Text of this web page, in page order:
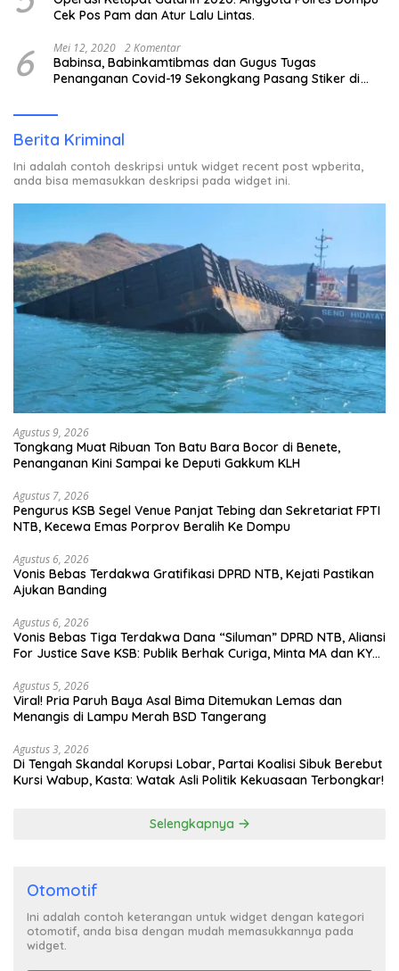
Cek Pos Pam dan Atur Lalu Lintas.
6 Mei 12, 2020 2 Komentar
Babinsa, Babinkamtibmas dan Gugus Tugas
Penanganan Covid-19 Sekongkang Pasang Stiker di
Berita Kriminal
Ini adalah contoh deskripsi untuk widget recent post wpberita,
anda bisa memasukkan deskripsi pada widget ini.
Agustus 9, 2026
Tongkang Muat Ribuan Ton Batu Bara Bocor di Benete,
Penanganan Kini Sampai ke Deputi Gakkum KLH
Agustus 7, 2026
Pengurus KSB Segel Venue Panjat Tebing dan Sekretariat FPTI
NTB, Kecewa Emas Porprov Beralih Ke Dompu
Agustus 6, 2026
Vonis Bebas Terdakwa Gratifikasi DPRD NTB, Kejati Pastikan
Ajukan Banding
Agustus 6, 2026
Vonis Bebas Tiga Terdakwa Dana “Siluman” DPRD NTB, Aliansi
For Justice Save KSB: Publik Berhak Curiga, Minta MA dan KY
Agustus 5, 2026
Viral! Pria Paruh Baya Asal Bima Ditemukan Lemas dan
Menangis di Lampu Merah BSD Tangerang
Agustus 3, 2026
Di Tengah Skandal Korupsi Lobar, Partai Koalisi Sibuk Berebut
Kursi Wabup, Kasta: Watak Asli Politik Kekuasaan Terbongkar!
Selengkapnya
Otomotif
Ini adalah contoh keterangan untuk widget dengan kategori
otomotif, anda bisa dengan mudah memasukkannya pada
widget.